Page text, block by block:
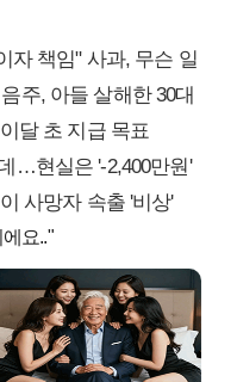
자 책임" 사과, 무슨 일
주, 아들 살해한 30대
달 초 지급 목표
…현실은 '-2,400만원'
사망자 속출 '비상'
요.."